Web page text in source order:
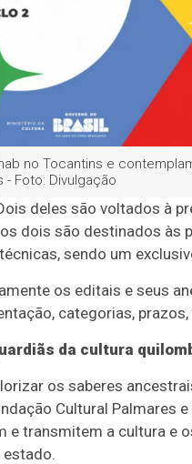
no Tocantins e
Foto: Divulgação
deles são voltados à
dois são destinados às
sendo um
os editais e seus
categorias,
da cultura
os saberes
Cultural Palmares
e transmitem a cultura e